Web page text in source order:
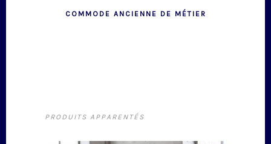
COMMODE ANCIENNE DE MÉTIER
PRODUITS APPARENTÉS